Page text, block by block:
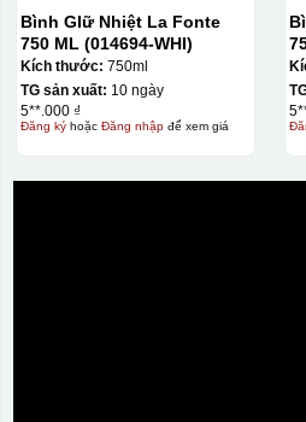
Bình GIữ Nhiệt La Fonte
750 ML (014694-WHI)
Kích thước: 750ml
TG sản xuất: 10 ngày
5**.000 ₫
Đăng kýhoặc Đăng nhậpđể xem giá